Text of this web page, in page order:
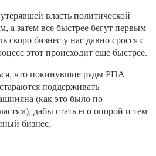
власть политической
а затем все быстрее бегут первым
скоро бизнес у нас давно сросся с
этот происходит еще быстрее.
что покинувшие ряды РПА
поддерживать
(как это было по
дабы стать его опорой и тем
бизнес.